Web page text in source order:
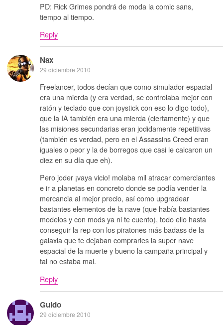
PD: Rick Grimes pondrá de moda la comic sans,
tiempo al tiempo.
Reply
Nax
29 diciembre 2010
Freelancer, todos decían que como simulador espacial
era una mierda (y era verdad, se controlaba mejor con
ratón y teclado que con joystick con eso lo digo todo),
que la IA también era una mierda (ciertamente) y que
las misiones secundarias eran jodidamente repetitivas
(también es verdad, pero en el Assassins Creed eran
iguales o peor y la de borregos que casi le calcaron un
diez en su día que eh).
Pero joder ¡vaya vicio! molaba mil atracar comerciantes
e ir a planetas en concreto donde se podía vender la
mercancia al mejor precio, así como upgradear
bastantes elementos de la nave (que había bastantes
modelos y con mods ya ni te cuento), todo ello hasta
conseguir la rep con los piratones más badass de la
galaxia que te dejaban comprarles la super nave
espacial de la muerte y bueno la campaña principal y
tal no estaba mal.
Reply
Guido
29 diciembre 2010